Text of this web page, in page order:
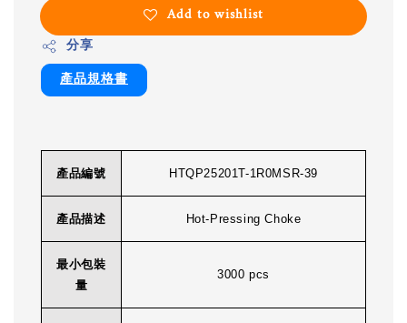
Add to wishlist
分享
產品規格書
產品編號 HTQP25201T-1R0MSR-39
產品描述 Hot-Pressing Choke
最小包裝
量
3000 pcs